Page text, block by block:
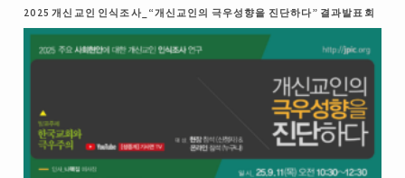
2025 개신교인 인식조사_“개신교인의 극우성향을 진단하다” 결과발표회